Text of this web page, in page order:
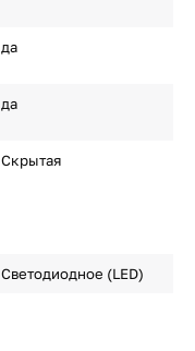
да
да
Скрытая
Светодиодное (LED)